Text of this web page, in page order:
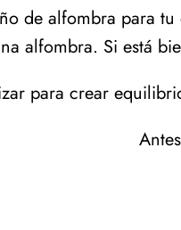
de alfombra para
alfombra. Si está
para crear